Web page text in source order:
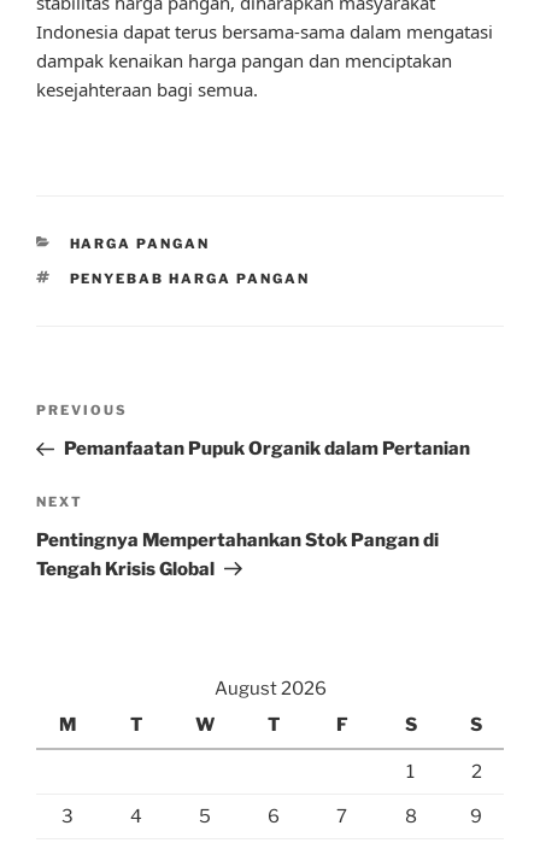
Indonesia dapat terus bersama-sama dalam mengatasi
dampak kenaikan harga pangan dan menciptakan
kesejahteraan bagi semua.
CATEGORIES
HARGA PANGAN
TAGS
PENYEBAB HARGA PANGAN
Previous
Post
PREVIOUS
Pemanfaatan Pupuk Organik dalam Pertanian
Next
Post
NEXT
Pentingnya Mempertahankan Stok Pangan di
Tengah Krisis Global
August 2026
M
T W T F S S
1 2
3 4 5 6 7 8 9